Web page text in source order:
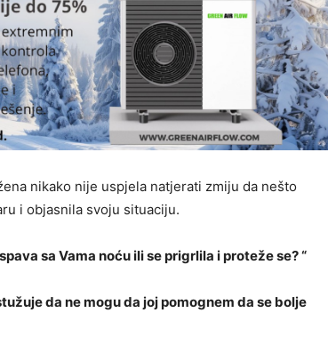
nikako nije uspjela natjerati zmiju da nešto
i objasnila svoju situaciju.
sa Vama noću ili se prigrlila i proteže se? “
da ne mogu da joj pomognem da se bolje